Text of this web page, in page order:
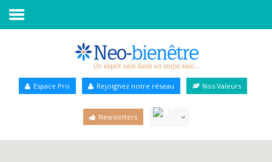
Annuaire Bien-être
Espace Pro Rejoignez notre réseau Nos Valeurs
Newsletters